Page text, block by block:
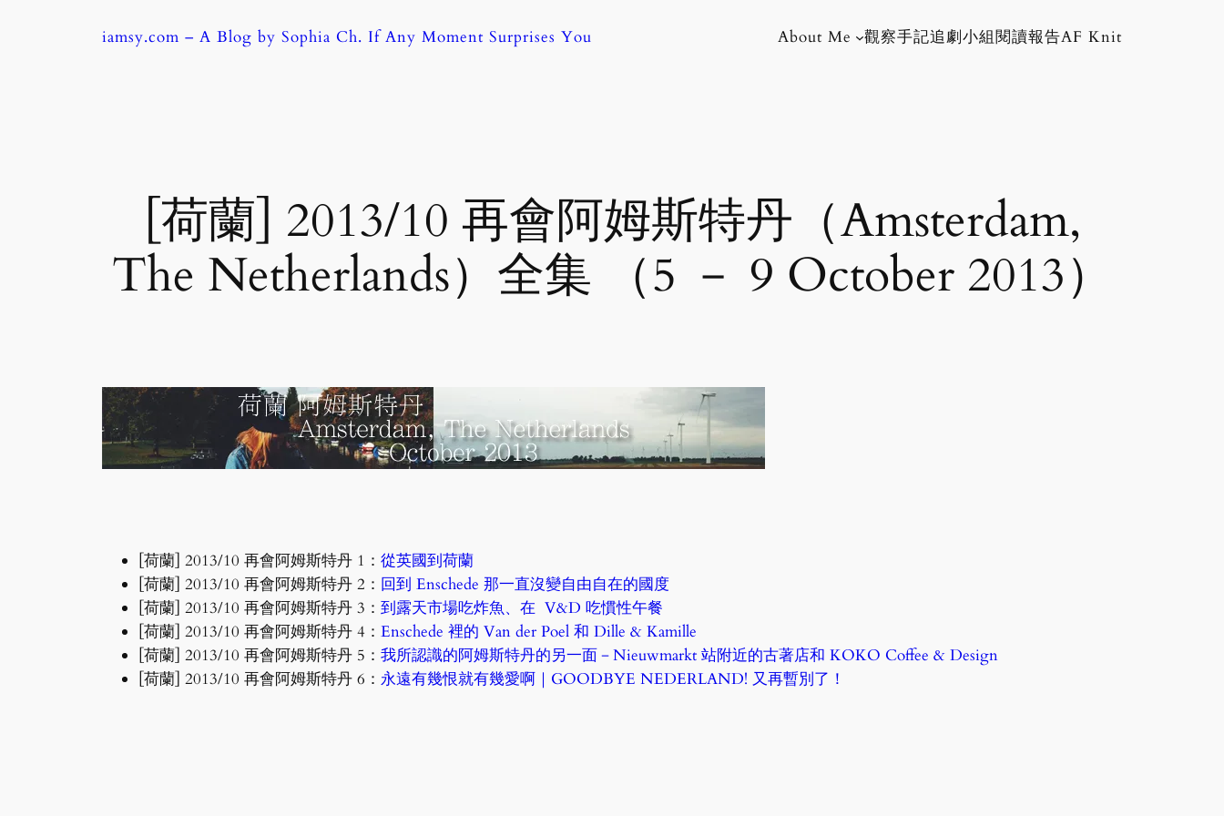
iamsy.com – A Blog by Sophia Ch. If Any Moment Surprises You About Me 觀察手記追劇小組閱讀報告AF Knit
[荷蘭] 2013/10 再會阿姆斯特丹（Amsterdam,
The Netherlands）全集 （5 － 9 October 2013）
[荷蘭] 2013/10 再會阿姆斯特丹 1： 從英國到荷蘭
[荷蘭] 2013/10 再會阿姆斯特丹 2： 回到 Enschede 那一直沒變自由自在的國度
[荷蘭] 2013/10 再會阿姆斯特丹 3： 到露天市場吃炸魚、在 V&D 吃慣性午餐
[荷蘭] 2013/10 再會阿姆斯特丹 4： Enschede 裡的 Van der Poel 和 Dille & Kamille
[荷蘭] 2013/10 再會阿姆斯特丹 5： 我所認識的阿姆斯特丹的另一面－Nieuwmarkt 站附近的古著店和 KOKO Coffee & Design
[荷蘭] 2013/10 再會阿姆斯特丹 6： 永遠有幾恨就有幾愛啊｜GOODBYE NEDERLAND! 又再暫別了！